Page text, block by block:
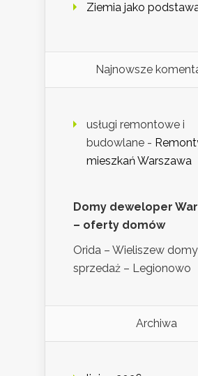
Ziemia jako
Najnowsze
usługi remontowe i
budowlane -
mieszkań Warszawa
Domy deweloper
– oferty domów
Orida – Wieliszew
sprzedaż – Legionowo
Archiwa